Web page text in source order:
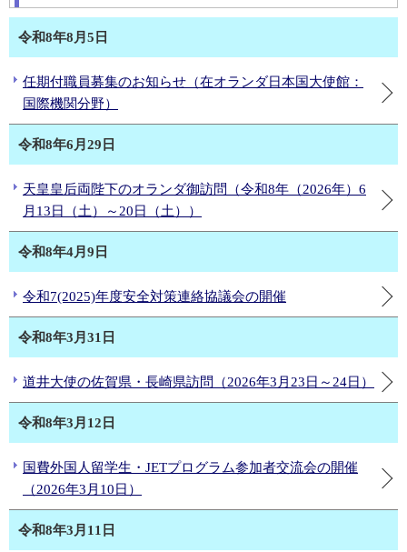
令和8年8月5日
任期付職員募集のお知らせ（在オランダ日本国大使館：
国際機関分野）
令和8年6月29日
天皇皇后両陛下のオランダ御訪問（令和8年（2026年）6
月13日（土）～20日（土））
令和8年4月9日
令和7(2025)年度安全対策連絡協議会の開催
令和8年3月31日
道井大使の佐賀県・長崎県訪問（2026年3月23日～24日）
令和8年3月12日
国費外国人留学生・JETプログラム参加者交流会の開催
（2026年3月10日）
令和8年3月11日